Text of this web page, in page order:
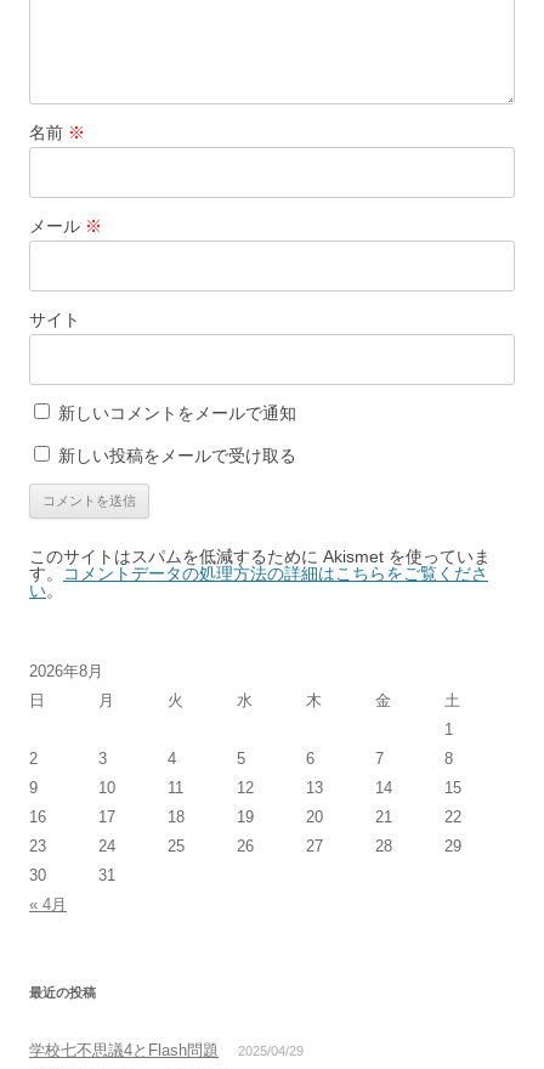
名前 ※
メール ※
サイト
新しいコメントをメールで通知
新しい投稿をメールで受け取る
このサイトはスパムを低減するために Akismet を使っていま
す。
コメントデータの処理方法の詳細はこちらをご覧くださ
い。
2026年8月
日
月 火 水 木 金
土
1
2
3 4 5 6 7
8
9
10 11 12 13 14
15
16
17 18 19 20 21
22
23
24 25 26 27 28
29
30
31
« 4月
最近の投稿
学校七不思議4とFlash問題 2025/04/29